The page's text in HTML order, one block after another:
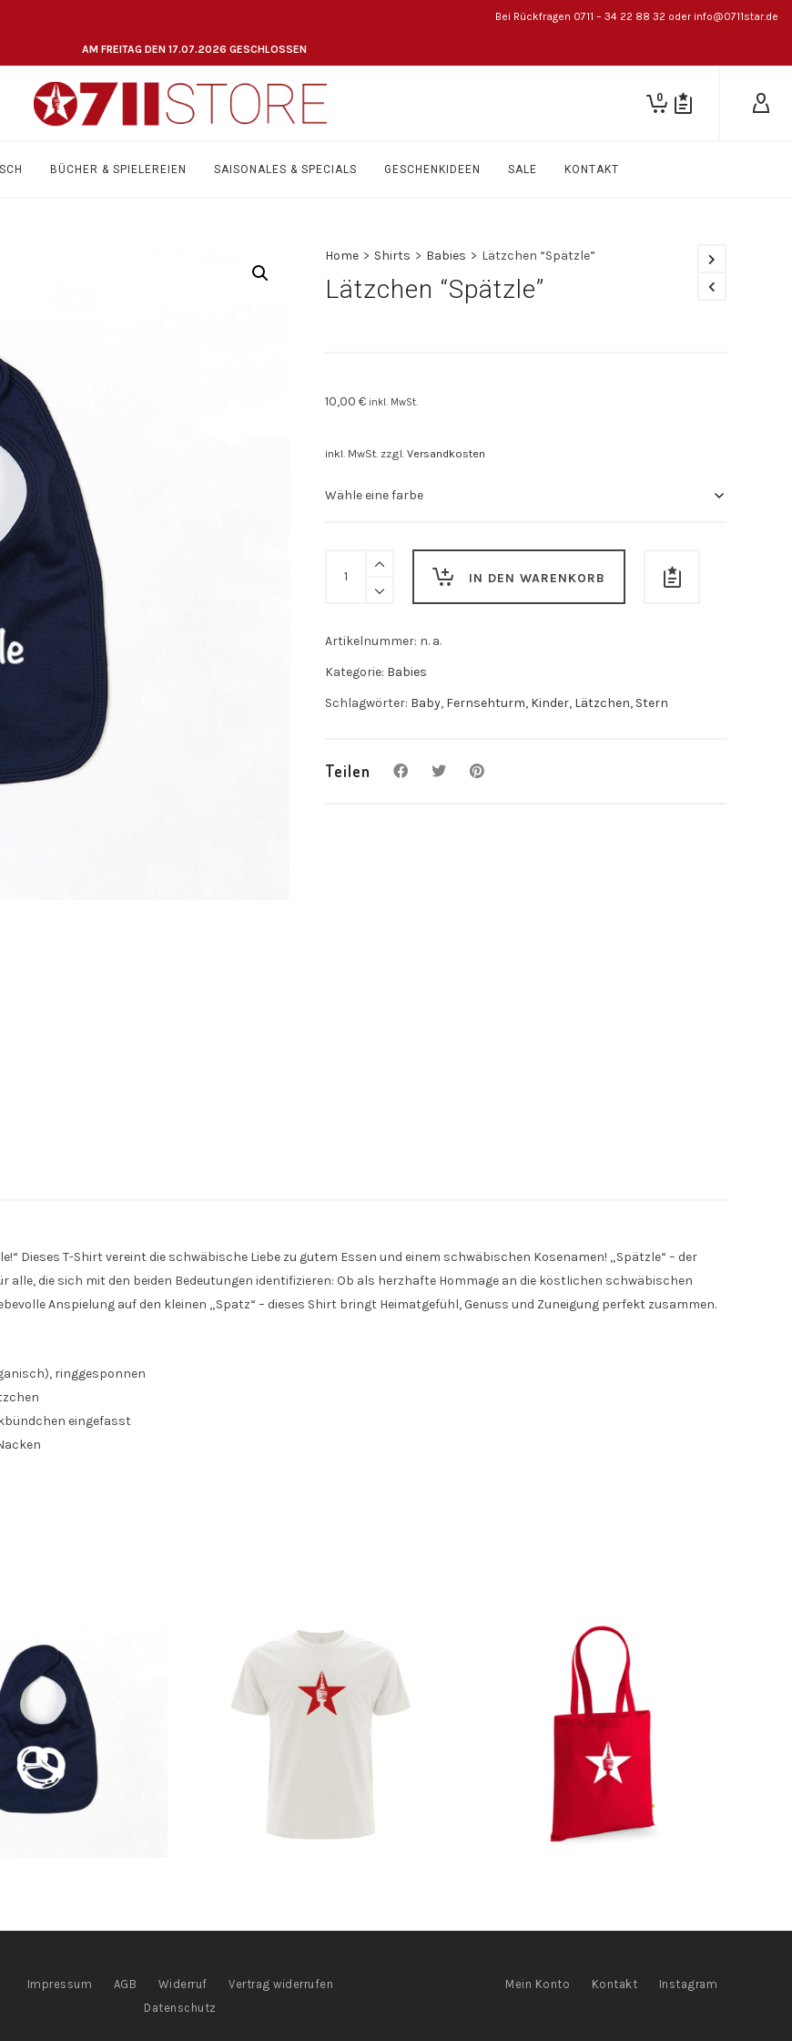
Bei Rückfragen 0711 – 34 22 88 32 oder info@0711star.de
AM FREITAG DEN 17.07.2026 GESCHLOSSEN
0
BÜCHER & SPIELEREIEN SAISONALES & SPECIALS GESCHENKIDEEN SALE KONTAKT
Home > Shirts > Babies > Lätzchen “Spätzle”
Lätzchen “Spätzle”
10,00 € inkl. MwSt.
inkl. MwSt. zzgl. Versandkosten
Lätzchen
"Spätzle"
IN DEN WARENKORB
Artikelnummer: n. a.
Kategorie: Babies
Schlagwörter: Baby, Fernsehturm, Kinder, Lätzchen, Stern
Teilen
Dieses T-Shirt vereint die schwäbische Liebe zu gutem Essen und einem schwäbischen Kosenamen! „Spätzle“ – der
alle, die sich mit den beiden Bedeutungen identifizieren: Ob als herzhafte Hommage an die köstlichen schwäbischen
Anspielung auf den kleinen „Spatz“ – dieses Shirt bringt Heimatgefühl, Genuss und Zuneigung perfekt zusammen.
ringgesponnen
eingefasst
Impressum AGB Widerruf
Vertrag widerrufen
Datenschutz
Mein Konto Kontakt Instagram